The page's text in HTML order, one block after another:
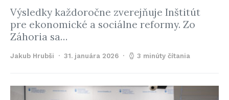
Výsledky každoročne zverejňuje Inštitút
pre ekonomické a sociálne reformy. Zo
Záhoria sa…
Jakub Hrubši 31. januára 2026 3 minúty čítania